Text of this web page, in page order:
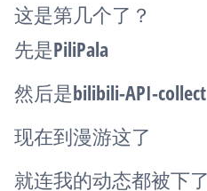
这是第几个了？
先是PiliPala
然后是bilibili-API-collect
现在到漫游这了
就连我的动态都被下